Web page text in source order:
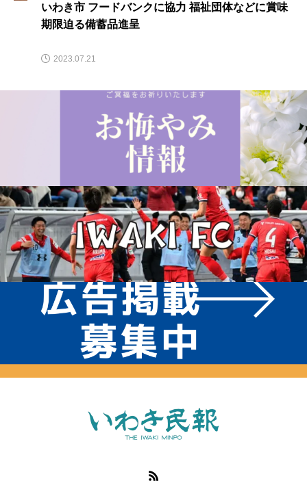
いわき市 フードバンクに協力 福祉団体などに賞味
期限迫る備蓄品進呈
2023.07.21